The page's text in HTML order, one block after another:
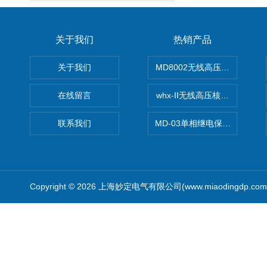
关于我们
关于我们
在线留言
联系我们
热销产品
MD8002无线高压核相仪
whx-II无线高压核相仪
MD-03单相继电保护测试仪价
Copyright © 2026 上海妙定电气有限公司